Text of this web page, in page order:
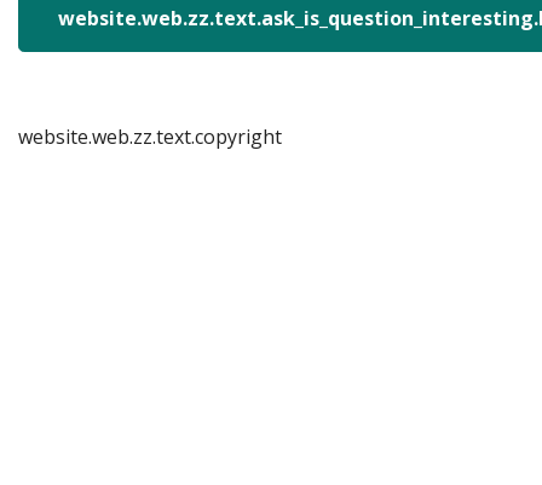
website.web.zz.text.copyright